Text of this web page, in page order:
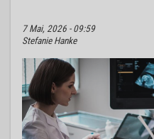
7 Mai, 2026 - 09:59
Stefanie Hanke